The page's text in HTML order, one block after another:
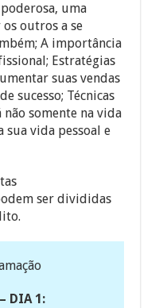
uma
outros a se
A importância
Estratégias
suas vendas
sucesso; Técnicas
somente na vida
sua vida pessoal e
ser divididas
DIA 1: